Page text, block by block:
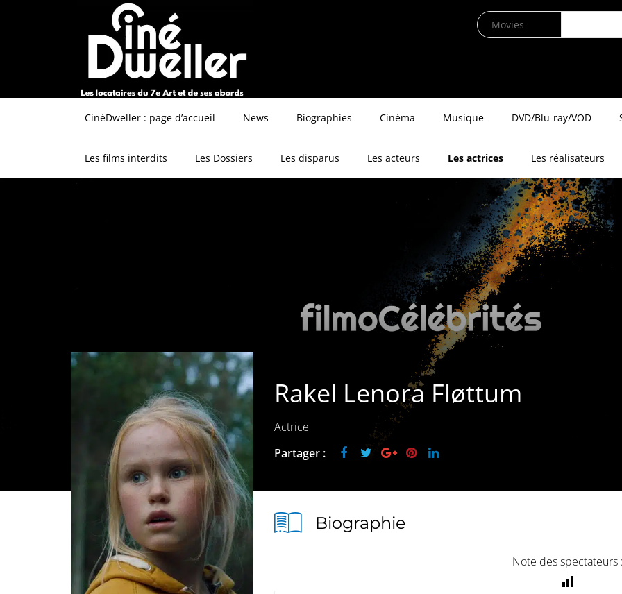
CinéDweller : page d’accueil News Biographies Cinéma Musique DVD/Blu-ray/VOD
Les films interdits Les Dossiers Les disparus Les acteurs Les actrices Les réalisateurs
Rakel Lenora Fløttum
Actrice
Partager :
Biographie
Note des spectateurs